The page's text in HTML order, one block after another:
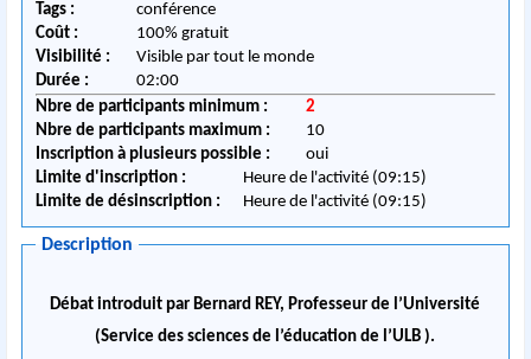
Tags :
conférence
Coût :
100% gratuit
Visibilité :
Visible par tout le monde
Durée :
02:00
Nbre de participants minimum :
2
Nbre de participants maximum :
10
Inscription à plusieurs possible :
oui
Limite d'inscription :
Heure de l'activité (09:15)
Limite de désinscription :
Heure de l'activité (09:15)
Description
Débat introduit par Bernard REY, Professeur de l’Université
(Service des sciences de l’éducation de l’ULB ).